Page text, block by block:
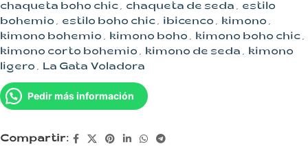
chaqueta boho chic, chaqueta de seda , estilo
bohemio , estilo boho chic, ibicenco , kimono ,
kimono bohemio , kimono boho , kimono boho chic,
kimono corto bohemio , kimono de seda , kimono
ligero , La Gata Voladora
Pedir más información
Compartir: